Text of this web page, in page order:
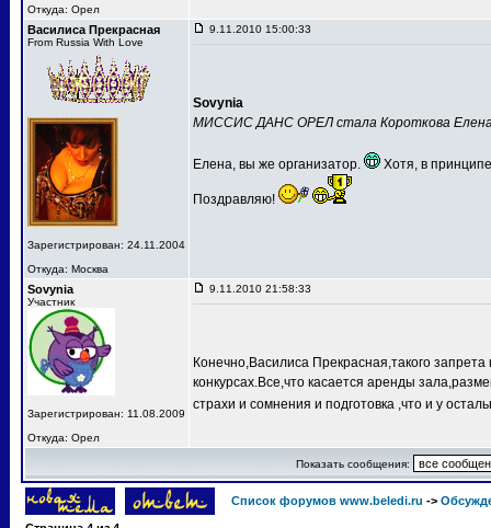
Откуда: Орел
Василиса Прекрасная
From Russia With Love
Зарегистрирован: 24.11.2004
Откуда: Москва
9.11.2010 15:00:33
Sovynia
МИССИС ДАНС ОРЕЛ стала Короткова
Елена, вы же организатор. Хотя, в
Поздравляю!
Sovynia
Участник
Зарегистрирован: 11.08.2009
Откуда: Орел
9.11.2010 21:58:33
Конечно,Василиса Прекрасная,такого
конкурсах.Все,что касается аренды
страхи и сомнения и подготовка ,что и у
Показать сообщения:
Список форумов www.beledi.ru ->